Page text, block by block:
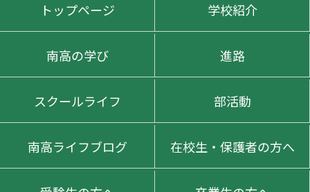
トップページ 学校紹介
南高の学び 進路
スクールライフ 部活動
南高ライフブログ 在校生・保護者の方へ